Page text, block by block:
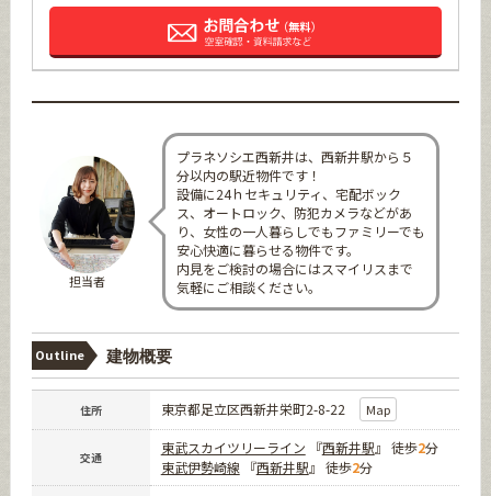
担当者
プラネソシエ西新井は、西新井駅から５
分以内の駅近物件です！
設備に24ｈセキュリティ、宅配ボック
ス、オートロック、防犯カメラなどがあ
り、女性の一人暮らしでもファミリーでも
安心快適に暮らせる物件です。
内見をご検討の場合にはスマイリスまで
気軽にご相談ください。
Outline 建物概要
住所 東京都足立区西新井栄町2-8-22 Map
交通
東武スカイツリーライン 『西新井駅』 徒歩2分
東武伊勢崎線『西新井駅』 徒歩2分